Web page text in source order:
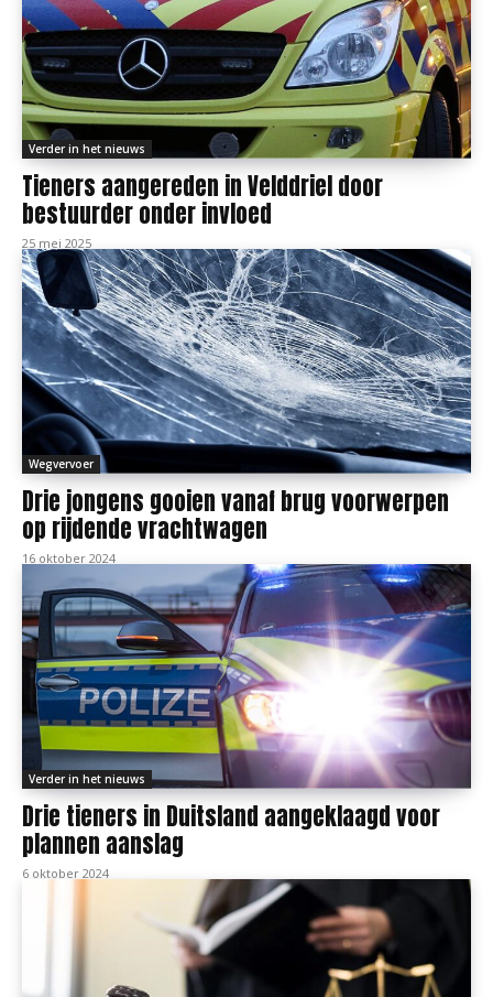
Verder in het nieuws
Tieners aangereden in Velddriel door
bestuurder onder invloed
25 mei 2025
Wegvervoer
Drie jongens gooien vanaf brug voorwerpen
op rijdende vrachtwagen
16 oktober 2024
Verder in het nieuws
Drie tieners in Duitsland aangeklaagd voor
plannen aanslag
6 oktober 2024